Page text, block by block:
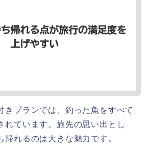
きプランでは、釣った魚をすべて
れています。旅先の思い出とし
帰れるのは大きな魅力です。